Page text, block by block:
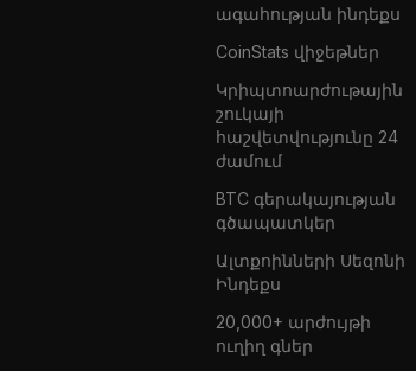
ագահության ինդեքս
CoinStats վիջեթներ
Կրիպտոարժութային
շուկայի
հաշվետվությունը 24
ժամում
BTC գերակայության
գծապատկեր
Ալտքոինների Սեզոնի
Ինդեքս
20,000+ արժույթի
ուղիղ գներ